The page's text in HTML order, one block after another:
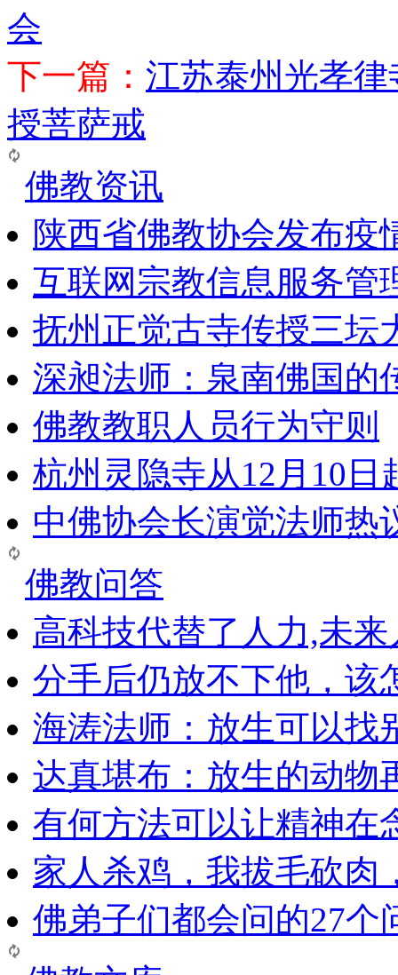
会
下一篇： 江苏泰州光孝
授菩萨戒
佛教资讯
陕西省佛教协会发布疫
互联网宗教信息服务管
抚州正觉古寺传授三坛
深昶法师：泉南佛国的
佛教教职人员行为守则
杭州灵隐寺从12月10日
中佛协会长演觉法师热
佛教问答
高科技代替了人力,未
分手后仍放不下他，该
海涛法师：放生可以找
达真堪布：放生的动物
有何方法可以让精神在
家人杀鸡，我拔毛砍肉
佛弟子们都会问的27个